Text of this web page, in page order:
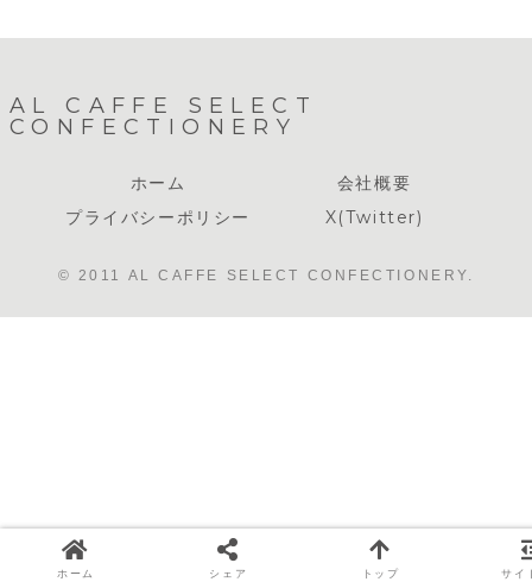
AL CAFFE SELECT
CONFECTIONERY
ホーム
会社概要
プライバシーポリシー
X(Twitter)
© 2011 AL CAFFE SELECT CONFECTIONERY.
ホーム シェア トップ サイ